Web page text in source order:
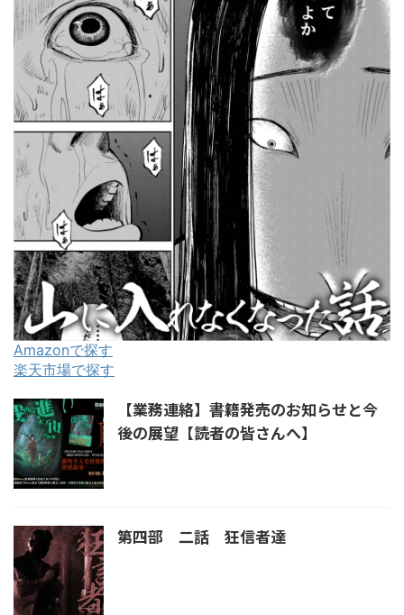
Amazonで探す
楽天市場で探す
【業務連絡】書籍発売のお知らせと今
後の展望【読者の皆さんへ】
第四部 二話 狂信者達